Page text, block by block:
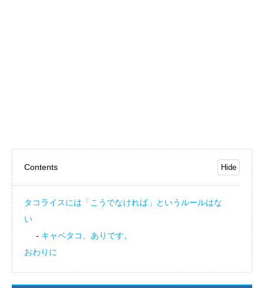
Contents
タコライスには「こうでなければ」というルールはな
い
キャベタコ、ありです。
おわりに